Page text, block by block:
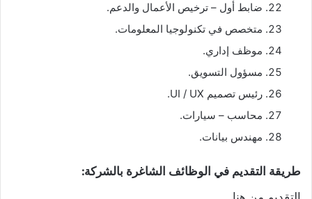
ضابط أول – ترخيص الأعمال والدعم.
متخصص في تكنولوجيا المعلومات.
موظف إداري.
مسؤول التسويق.
رئيس تصميم UI / UX.
محاسب – سيارات.
مهندس بيانات.
طريقة التقديم في الوظائف الشاغرة بالشركة: